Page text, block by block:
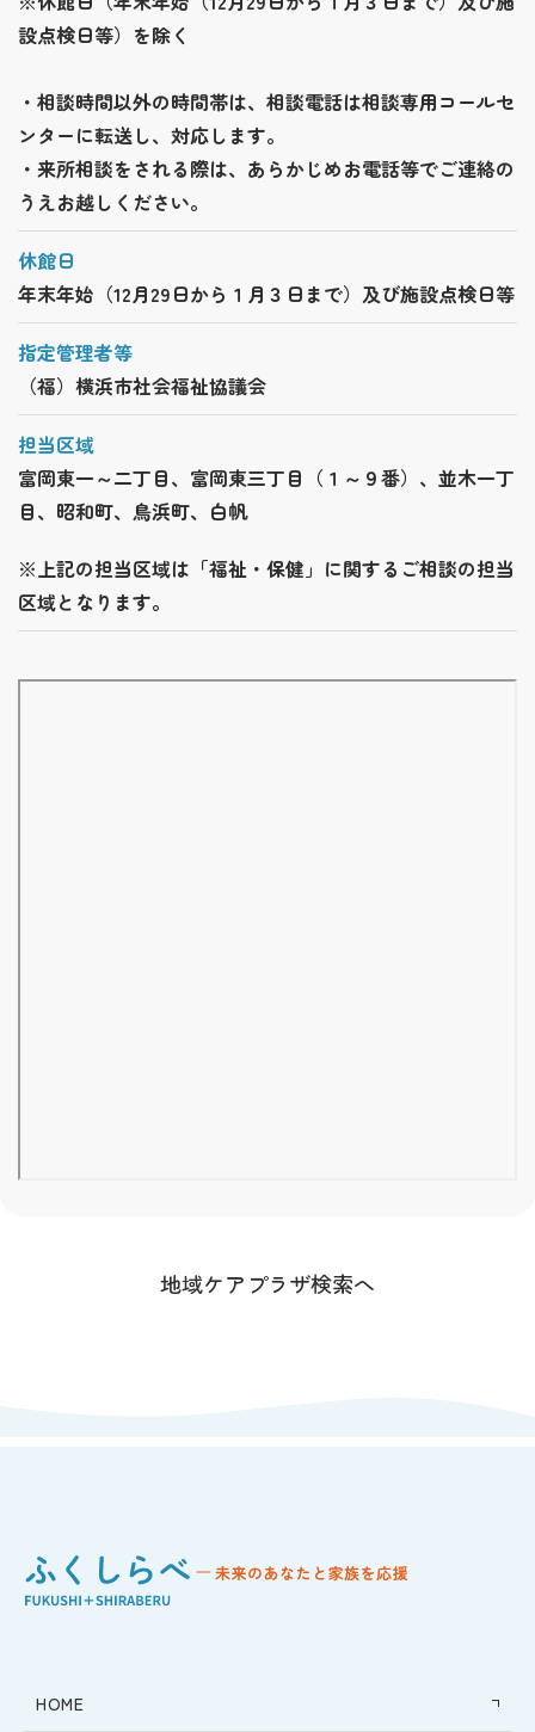
設点検日等）を除く
・相談時間以外の時間帯は、相談電話は相談専用コールセ
ンターに転送し、対応します。
・来所相談をされる際は、あらかじめお電話等でご連絡の
うえお越しください。
休館日
年末年始（12月29日から１月３日まで）及び施設点検日等
指定管理者等
（福）横浜市社会福祉協議会
担当区域
富岡東一～二丁目、富岡東三丁目（１～９番）、並木一丁
目、昭和町、鳥浜町、白帆
※上記の担当区域は「福祉・保健」に関するご相談の担当
区域となります。
地域ケアプラザ検索へ
HOME